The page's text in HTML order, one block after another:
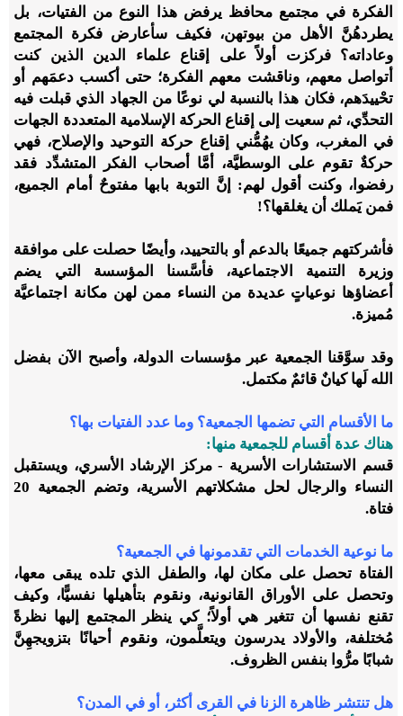
الفكرة في مجتمع محافظ يرفض هذا النوع من الفتيات، بل
يطردهُنَّ الأهل من بيوتهن، فكيف سأعارض فكرة المجتمع
وعاداته؟ فركزت أولاً على إقناع علماء الدين الذين كنت
أتواصل معهم، وناقشت معهم الفكرة؛ حتى أكسب دعمَهم أو
تحْييدَهم، فكان هذا بالنسبة لي نوعًا من الجهاد الذي قبلت فيه
التحدِّي، ثم سعيت إلى إقناع الحركة الإسلامية المتعددة الجهات
في المغرب، وكان يهُمُّني إقناع حركة التوحيد والإصلاح، فهي
حركةٌ تقوم على الوسطيَّة، أمَّا أصحاب الفكر المتشدِّد فقد
رفضوا، وكنت أقول لهم: إنَّ التوبة بابها مفتوحٌ أمام الجميع،
فمن يَملك أن يغلقها؟!
فأشركتهم جميعًا بالدعم أو بالتحييد، وأيضًا حصلت على موافقة
وزيرة التنمية الاجتماعية، فأسَّسنا المؤسسة التي يضم
أعضاؤها نوعياتٍ عديدة من النساء ممن لهن مكانة اجتماعيَّة
مُميزة.
وقد سوَّقنا الجمعية عبر مؤسسات الدولة، وأصبح الآن بفضل
الله لَها كيانٌ قائمٌ مكتمل.
ما الأقسام التي تضمها الجمعية؟ وما عدد الفتيات بها؟
هناك عدة أقسام للجمعية منها:
قسم الاستشارات الأسرية - مركز الإرشاد الأسري، ويستقبل
النساء والرجال لحل مشكلاتهم الأسرية، وتضم الجمعية 20
فتاة.
ما نوعية الخدمات التي تقدمونها في الجمعية؟
الفتاة تحصل على مكان لها، والطفل الذي تلده يبقى معها،
وتحصل على الأوراق القانونية، ونقوم بتأهيلها نفسيًّا، وكيف
تقنع نفسها أن تتغير هي أولاً؛ كي ينظر المجتمع إليها نظرةً
مُختلفة، والأولاد يدرسون ويتعلَّمون، ونقوم أحيانًا بتزويجهِنَّ
شبابًا مرُّوا بنفس الظروف.
هل تنتشر ظاهرة الزنا في القرى أكثر، أو في المدن؟